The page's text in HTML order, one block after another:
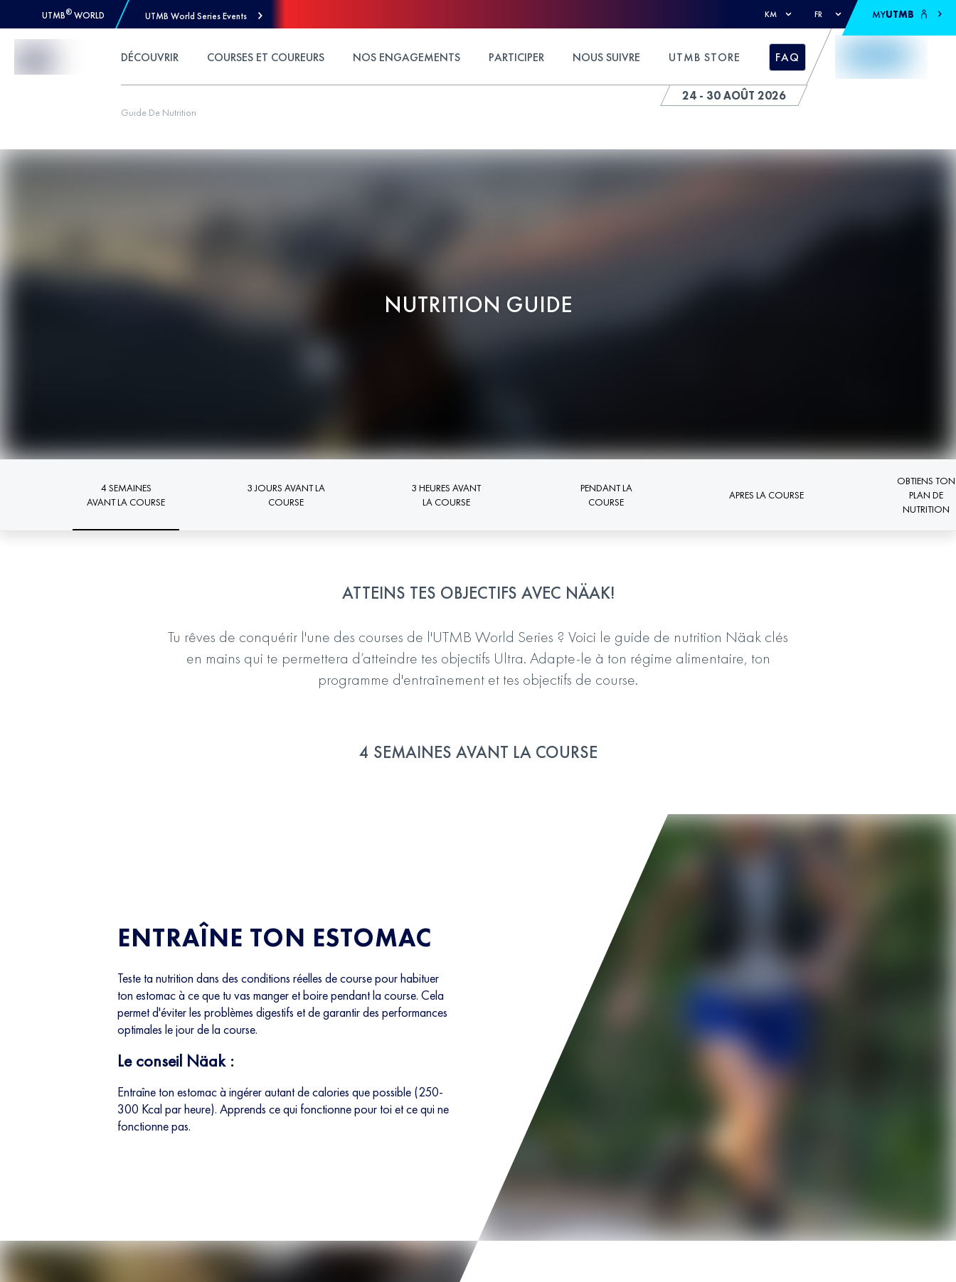
UTMB® WORLD UTMB World Series Events KM FR MYUTMB
24 - 30 AOÛT 2026
DÉCOUVRIR COURSES ET COUREURS NOS ENGAGEMENTS PARTICIPER NOUS SUIVRE UTMB STORE FAQ
Guide De Nutrition
NUTRITION GUIDE
4 SEMAINES
AVANT LA COURSE
3 JOURS AVANT LA
COURSE
3 HEURES AVANT
LA COURSE
PENDANT LA
COURSE
APRES LA COURSE
OBTIENS TON
PLAN DE
NUTRITION
ATTEINS TES OBJECTIFS AVEC NÄAK!
Tu rêves de conquérir l'une des courses de l'UTMB World Series ? Voici le guide de nutrition Näak clés
en mains qui te permettera d’atteindre tes objectifs Ultra. Adapte-le à ton régime alimentaire, ton
programme d'entraînement et tes objectifs de course.
4 SEMAINES AVANT LA COURSE
ENTRAÎNE TON ESTOMAC
Teste ta nutrition dans des conditions réelles de course pour habituer
ton estomac à ce que tu vas manger et boire pendant la course. Cela
permet d'éviter les problèmes digestifs et de garantir des performances
optimales le jour de la course.
Le conseil Näak :
Entraîne ton estomac à ingérer autant de calories que possible (250-
300 Kcal par heure). Apprends ce qui fonctionne pour toi et ce qui ne
fonctionne pas.